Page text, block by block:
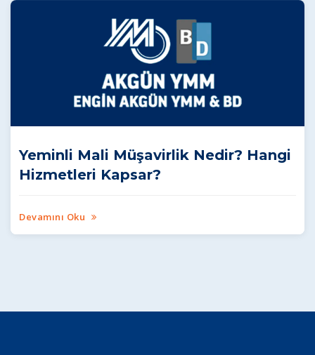
Yeminli Mali Müşavirlik Nedir? Hangi
Hizmetleri Kapsar?
Devamını Oku